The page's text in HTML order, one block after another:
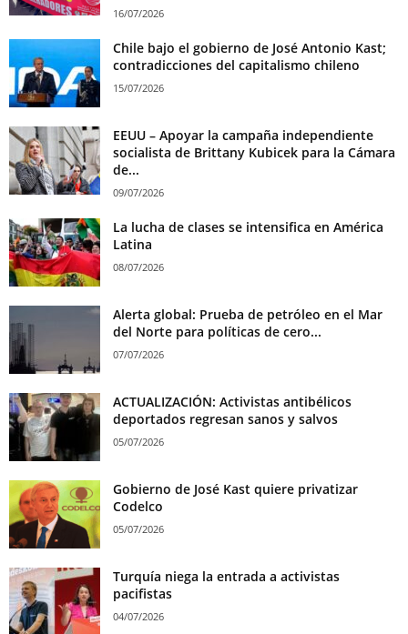
16/07/2026
Chile bajo el gobierno de José Antonio Kast;
contradicciones del capitalismo chileno
15/07/2026
EEUU – Apoyar la campaña independiente
socialista de Brittany Kubicek para la Cámara
de...
09/07/2026
La lucha de clases se intensifica en América
Latina
08/07/2026
Alerta global: Prueba de petróleo en el Mar
del Norte para políticas de cero...
07/07/2026
ACTUALIZACIÓN: Activistas antibélicos
deportados regresan sanos y salvos
05/07/2026
Gobierno de José Kast quiere privatizar
Codelco
05/07/2026
Turquía niega la entrada a activistas
pacifistas
04/07/2026